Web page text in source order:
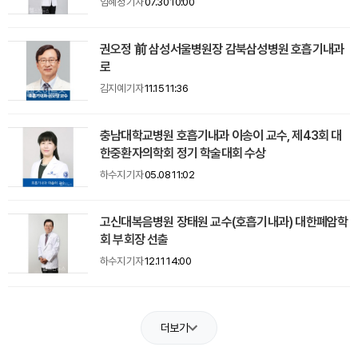
권오정 前 삼성서울병원장 감북삼성병원 호흡기내과
로
김지예 기자11.15 11:36
충남대학교병원 호흡기내과 이송이 교수, 제43회 대
한중환자의학회 정기 학술대회 수상
하수지 기자05.08 11:02
고신대복음병원 장태원 교수(호흡기내과) 대한폐암학
회 부회장 선출
하수지 기자12.11 14:00
더보기